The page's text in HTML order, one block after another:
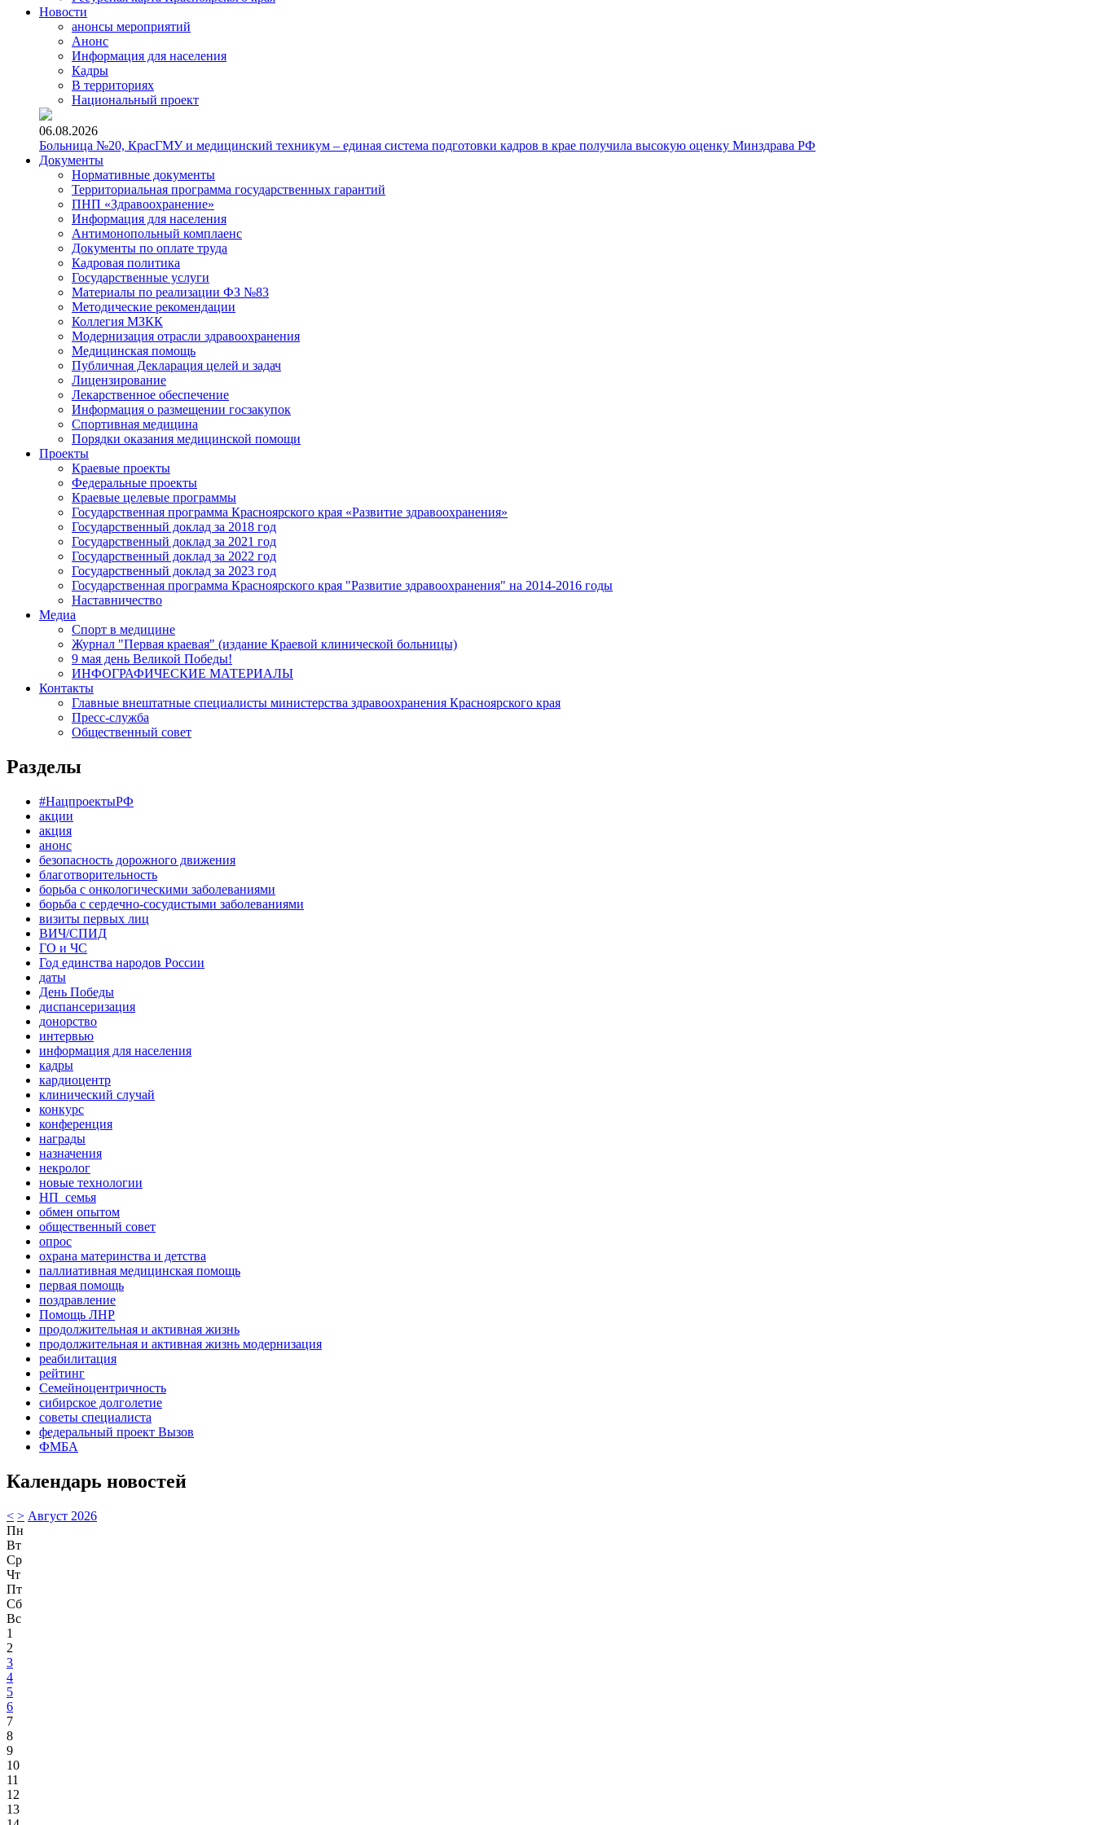
Новости
анонсы мероприятий
Анонс
Информация для населения
Кадры
В территориях
Национальный проект
06.08.2026
Больница №20, КрасГМУ и медицинский техникум – единая система подготовки кадров в крае получила высокую оценку Минздрава РФ
Документы
Нормативные документы
Территориальная программа государственных гарантий
ПНП «Здравоохранение»
Информация для населения
Антимонопольный комплаенс
Документы по оплате труда
Кадровая политика
Государственные услуги
Материалы по реализации ФЗ №83
Методические рекомендации
Коллегия МЗКК
Модернизация отрасли здравоохранения
Медицинская помощь
Публичная Декларация целей и задач
Лицензирование
Лекарственное обеспечение
Информация о размещении госзакупок
Спортивная медицина
Порядки оказания медицинской помощи
Проекты
Краевые проекты
Федеральные проекты
Краевые целевые программы
Государственная программа Красноярского края «Развитие здравоохранения»
Государственный доклад за 2018 год
Государственный доклад за 2021 год
Государственный доклад за 2022 год
Государственный доклад за 2023 год
Государственная программа Красноярского края "Развитие здравоохранения" на 2014-2016 годы
Наставничество
Медиа
Спорт в медицине
Журнал "Первая краевая" (издание Краевой клинической больницы)
9 мая день Великой Победы!
ИНФОГРАФИЧЕСКИЕ МАТЕРИАЛЫ
Контакты
Главные внештатные специалисты министерства здравоохранения Красноярского края
Пресс-служба
Общественный совет
Разделы
#НацпроектыРФ
акции
акция
анонс
безопасность дорожного движения
благотворительность
борьба с онкологическими заболеваниями
борьба с сердечно-сосудистыми заболеваниями
визиты первых лиц
ВИЧ/СПИД
ГО и ЧС
Год единства народов России
даты
День Победы
диспансеризация
донорство
интервью
информация для населения
кадры
кардиоцентр
клинический случай
конкурс
конференция
награды
назначения
некролог
новые технологии
НП_семья
обмен опытом
общественный совет
опрос
охрана материнства и детства
паллиативная медицинская помощь
первая помощь
поздравление
Помощь ЛНР
продолжительная и активная жизнь
продолжительная и активная жизнь модернизация
реабилитация
рейтинг
Семейноцентричность
сибирское долголетие
советы специалиста
федеральный проект Вызов
ФМБА
Календарь новостей
< > Август 2026
Пн
Вт
Ср
Чт
Пт
Сб
Вс
1
2
3
4
5
6
7
8
9
10
11
12
13